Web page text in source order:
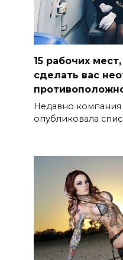
15 рабочих
сделать вас
Недавно компания
опубликовала